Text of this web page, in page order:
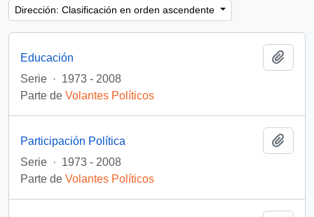
Dirección: Clasificación en orden ascendente
Educación
Serie · 1973 - 2008
Parte de Volantes Políticos
Participación Política
Serie · 1973 - 2008
Parte de Volantes Políticos